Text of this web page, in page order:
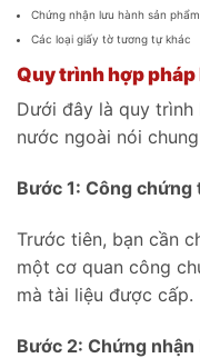
Chứng nhận lưu hành sản phẩm
Các loại giấy tờ tương tự khác
Quy trình hợp
Dưới đây là quy trình
nước ngoài nói
Bước 1: Công chứng
Trước tiên, bạn cần
một cơ quan công
mà tài liệu được cấp.
Bước 2: Chứng